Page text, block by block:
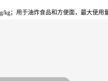
；用于油炸食品和方便面，最大使